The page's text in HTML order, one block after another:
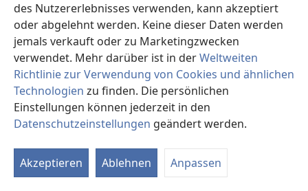
des Nutzererlebnisses verwenden, kann akzeptiert
oder abgelehnt werden. Keine dieser Daten werden
jemals verkauft oder zu Marketingzwecken
verwendet. Mehr darüber ist in derWeltweiten
Richtlinie zur Verwendung von Cookies und ähnlichen
Technologien zu finden. Die persönlichen
Einstellungen können jederzeit in den
Datenschutzeinstellungen geändert werden.
Akzeptieren Ablehnen Anpassen
Kurz nach ihrer Freilassung aufgrund der Kaution
wurden die 112 Brüder wieder vor das Bezirksgericht
gestellt, wo man es ablehnte, die Tatsachen
anzuhören, und erklärte, der Prozeß werde nicht aus
religiösen Gründen geführt. Nachdem der Prozeß
mehrmals vertagt worden war, bestätigte das Gericht
die sechsmonatigen Gefängnisstrafen. Man war
gegen die Brüder so feindlich vorgegangen, daß sie
müssen. Daher trafen sie Vorkehrungen, ihre Möbel in
den Wohnungen von Brüdern unterzubringen, damit